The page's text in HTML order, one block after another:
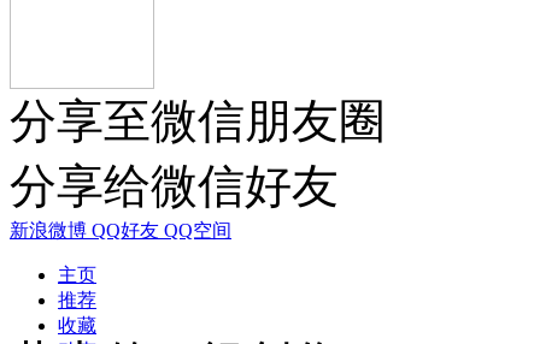
分享至微信朋友圈
分享给微信好友
新浪微博 QQ好友 QQ空间
主页
推荐
收藏